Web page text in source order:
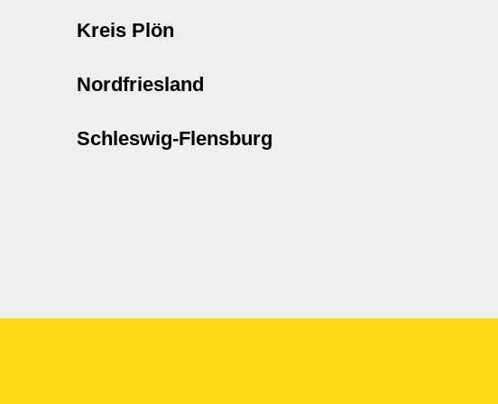
Kreis Plön
Nordfriesland
Schleswig-Flensburg